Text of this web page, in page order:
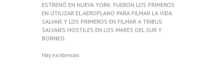
ESTRENÓ EN NUEVA YORK. FUERON LOS PRIMEROS
EN UTILIZAR EL AEROPLANO PARA FILMAR LA VIDA
SALVAJE Y LOS PRIMEROS EN FILMAR A TRIBUS
SALVAJES HOSTILES EN LOS MARES DEL SUR Y
BORNEO.
Hay existencias